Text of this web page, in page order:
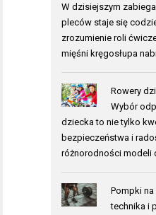
W dzisiejszym
pleców staje się
zrozumienie roli
mięśni kręgosłupa
Rowery
Wybór
dziecka to nie tylko
bezpieczeństwa i
różnorodności modeli
Pompki
technika i